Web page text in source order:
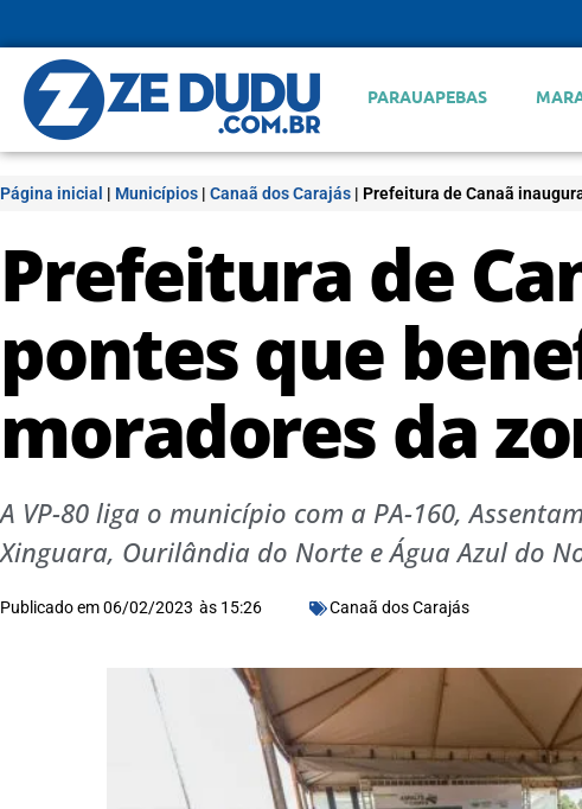
PARAUAPEBAS
Página inicial | Municípios | Canaã dos Carajás | Prefeitura de Canaã
Prefeitura de
pontes que
moradores da
A VP-80 liga o município com a PA-160,
Xinguara, Ourilândia do Norte e Água Azul do
Publicado em06/02/2023 às 15:26 Canaã dos Carajás